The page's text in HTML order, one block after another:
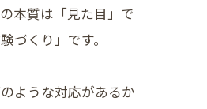
本質は「見た目」で
づくり」です。
ような対応があるか